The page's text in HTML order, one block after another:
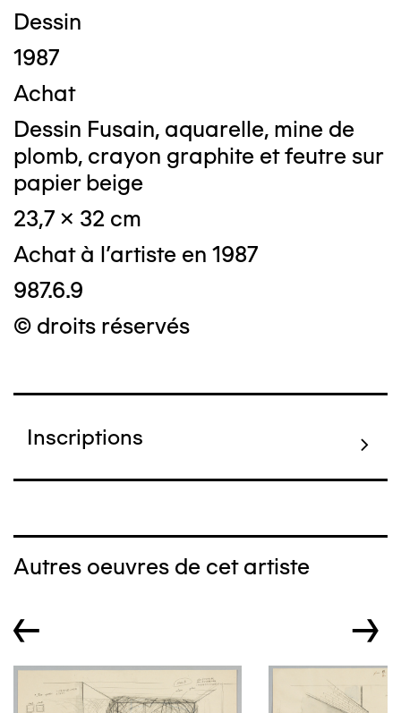
Dessin
1987
Achat
Dessin Fusain, aquarelle, mine de
plomb, crayon graphite et feutre sur
papier beige
23,7 x 32 cm
Achat à l'artiste en 1987
987.6.9
© droits réservés
Inscriptions
Autres oeuvres de cet artiste
← →